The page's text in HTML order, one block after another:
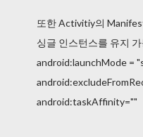
또한 Activitiy의
싱글 인스턴스를 유지
android:launchMode =
android:taskAffinity=""